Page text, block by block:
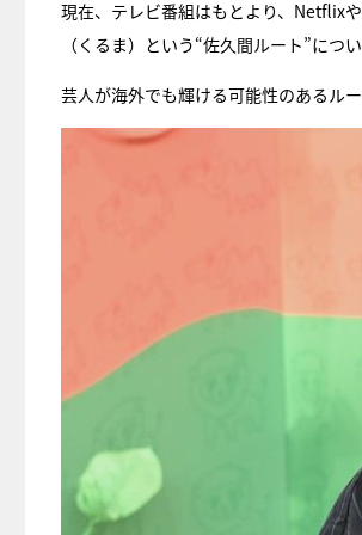
現在、テレビ番組はもとより、Netflix
（くるま）という“佐久間ルート”につ
芸人が海外でも輝ける可能性のあるル